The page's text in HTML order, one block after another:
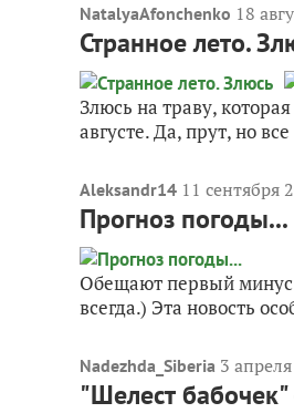
NatalyaAfonchenko 18
Странное лето.
Злюсь на траву,
августе. Да, прут, но
Aleksandr14 11 сентября
Прогноз погоды...
Обещают первый минус
всегда.) Эта новость
Nadezhda_Siberia 3
"Шелест